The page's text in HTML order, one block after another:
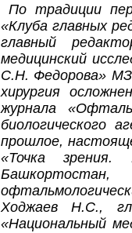
По традиции
«Клуба главных
главный
медицинский
С.Н. Федорова» МЗ
хирургия
журнала
биологического
прошлое,
«Точка
Ходжаев Н.С.,
«Национальный